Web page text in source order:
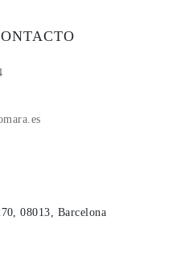
08013, Barcelona